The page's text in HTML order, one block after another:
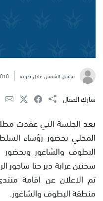
مراسل الشمس عادل طربيه
شارك المقال
بعد الجلسة التي عقدت
المحلي بحضور رؤساء
البطوف والشاغور
سخنين عرابة دير حنا ساجور
تم الاعلان عن اقامة
منطقة البطوف والشاغور.